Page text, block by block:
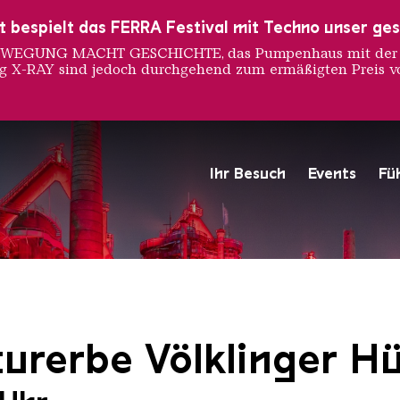
Ihr Besuch Events
Hochofengruppe in Rot
Copyright: Weltkulturerbe
Völklinger
bespielt das FERRA Festival mit Techno unser
MACHT GESCHICHTE, das Pumpenhaus mit
RAY sind jedoch durchgehend zum ermäßigten Preis